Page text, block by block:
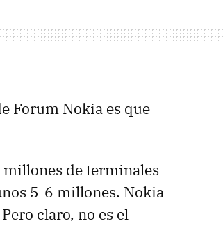
Forum Nokia es que
millones de terminales
5-6 millones. Nokia
claro, no es el